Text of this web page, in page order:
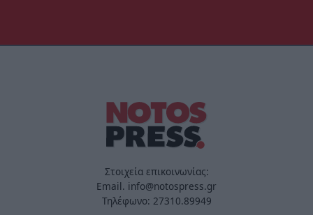
Στοιχεία επικοινωνίας:
Email. info@notospress.gr
Τηλέφωνο: 27310.89949